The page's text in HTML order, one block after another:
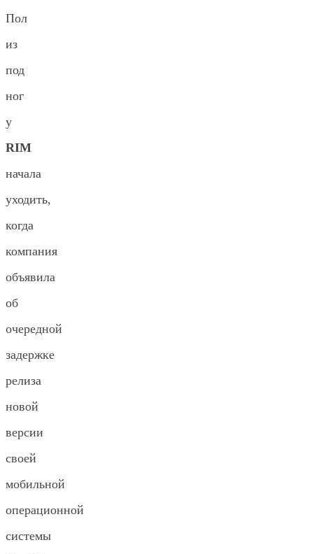
Пол
из
под
ног
у
RIM
начала
уходить,
когда
компания
объявила
об
очередной
задержке
релиза
новой
версии
своей
мобильной
операционной
системы